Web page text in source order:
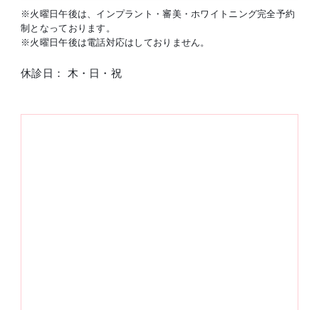
※火曜日午後は、インプラント・審美・ホワイトニング完全予約
制となっております。
※火曜日午後は電話対応はしておりません。
休診日： 木・日・祝